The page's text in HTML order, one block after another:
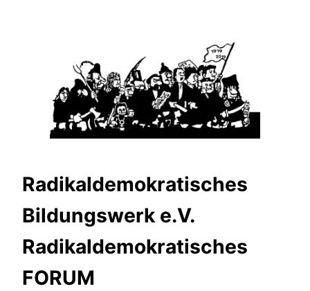
Radikaldemokratisches
Bildungswerk e.V.
Radikaldemokratisches
FORUM